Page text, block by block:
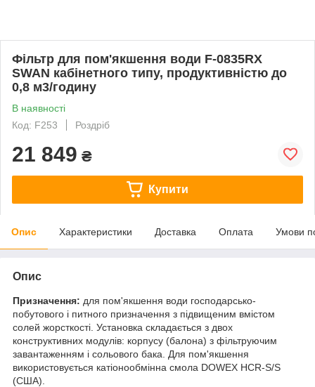
Фільтр для пом'якшення води F-0835RX
SWAN кабінетного типу, продуктивністю до
0,8 м3/годину
В наявності
Код: F253
Роздріб
21 849 ₴
Купити
Опис Характеристики Доставка Оплата Умови
Опис
Призначення: для пом'якшення води господарсько-
побутового і питного призначення з підвищеним вмістом
солей жорсткості. Установка складається з двох
конструктивних модулів: корпусу (балона) з фільтруючим
завантаженням і сольового бака. Для пом'якшення
використовується катіонообмінна смола DOWEX HCR-S/S
(США).